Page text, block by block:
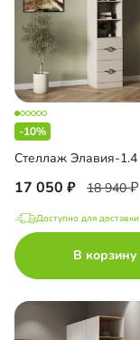
-10%
Стеллаж Элавия-1.4
17 050 18 940
Доступно для доставки
В корзину